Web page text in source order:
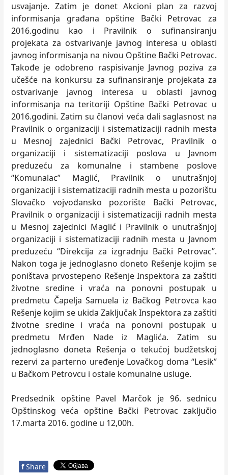
usvajanje. Zatim je donet Akcioni plan za razvoj
informisanja građana opštine Bački Petrovac za
2016.godinu kao i Pravilnik o sufinansiranju
projekata za ostvarivanje javnog interesa u oblasti
javnog informisanja na nivou Opštine Bački Petrovac.
Takođe je odobreno raspisivanje Javnog poziva za
učešće na konkursu za sufinansiranje projekata za
ostvarivanje javnog interesa u oblasti javnog
informisanja na teritoriji Opštine Bački Petrovac u
2016.godini. Zatim su članovi veća dali saglasnost na
Pravilnik o organizaciji i sistematizaciji radnih mesta
u Mesnoj zajednici Bački Petrovac, Pravilnik o
organizaciji i sistematizaciji poslova u Javnom
preduzeću za komunalne i stambene poslove
“Komunalac” Maglić, Pravilnik o unutrašnjoj
organizaciji i sistematizaciji radnih mesta u pozorištu
Slovačko vojvođansko pozorište Bački Petrovac,
Pravilnik o organizaciji i sistematizaciji radnih mesta
u Mesnoj zajednici Maglić i Pravilnik o unutrašnjoj
organizaciji i sistematizaciji radnih mesta u Javnom
preduzeću “Direkcija za izgradnju Bački Petrovac”.
Nakon toga je jednoglasno doneto Rešenje kojim se
poništava prvostepeno Rešenje Inspektora za zaštiti
životne sredine i vraća na ponovni postupak u
predmetu Čapelja Samuela iz Bačkog Petrovca kao
Rešenje kojim se ukida Zaključak Inspektora za zaštiti
životne sredine i vraća na ponovni postupak u
predmetu Mrđen Nade iz Maglića. Zatim su
jednoglasno doneta Rešenja o tekućoj budžetskoj
rezervi za parterno uređenje Lovačkog doma “Lesik”
u Bačkom Petrovcu i ostale komunalne usluge.
Predsednik opštine Pavel Marčok je 96. sednicu
Opštinskog veća opštine Bački Petrovac zaključio
17.marta 2016. godine u 12,00h.
f Share